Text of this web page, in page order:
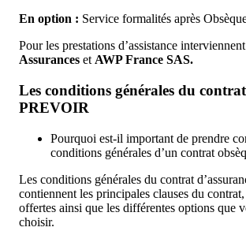
En option : Service formalités après
Pour les prestations d’assistance interviennent
Assurances et AWP France SAS.
Les conditions générales du
PREVOIR
Pourquoi est-il important de prendre
conditions générales d’un contrat
Les conditions générales du contrat
contiennent les principales clauses du
offertes ainsi que les différentes options que
choisir.